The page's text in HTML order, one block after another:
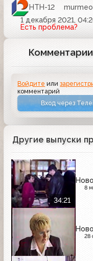
НТН-12
1 декабря 2021,
Есть проблема?
Комментарии
Войдите или
комментарий
Вход через
Другие выпуски
34:21
8
28